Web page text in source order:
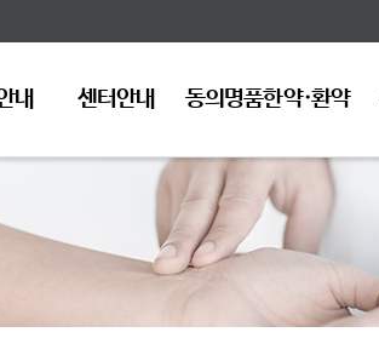
내 센터안내 동의명품한약·환약